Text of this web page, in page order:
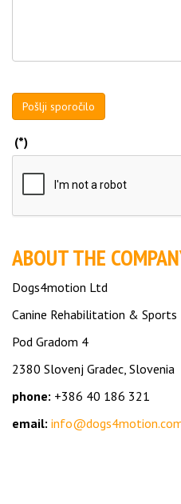
Pošlji sporočilo
(*)
ABOUT THE
Dogs4motion Ltd
Canine Rehabilitation & Sports
Pod Gradom 4
2380 Slovenj Gradec, Slovenia
phone: +386 40 186 321
email: